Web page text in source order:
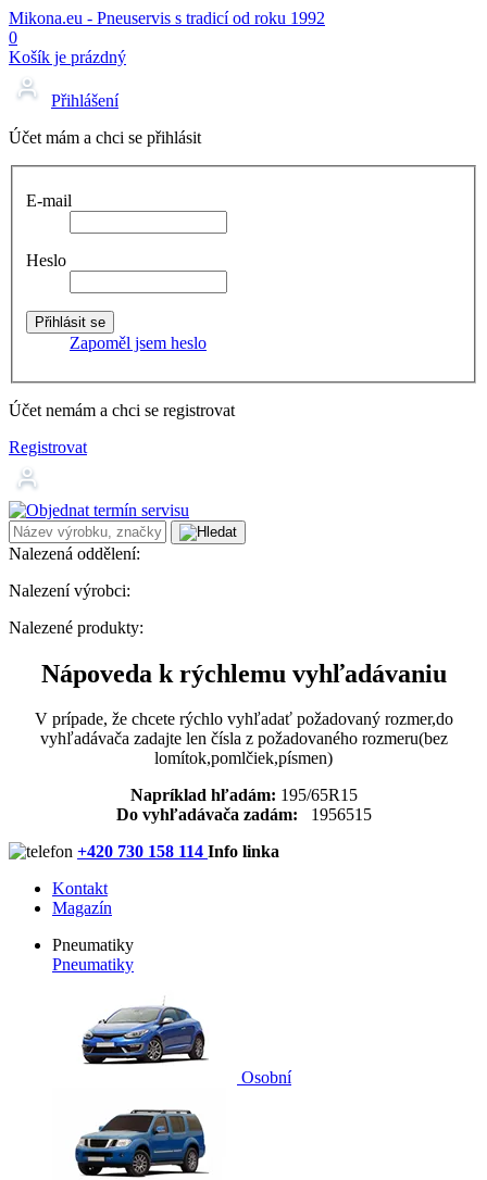
Mikona.eu - Pneuservis s tradicí od roku 1992
0
Košík je prázdný
Přihlášení
Účet mám a chci se přihlásit
E-mail
Heslo
Zapoměl jsem heslo
Účet nemám a chci se registrovat
Registrovat
Nalezená oddělení:
Nalezení výrobci:
Nalezené produkty:
Nápoveda k rýchlemu vyhľadávaniu
V prípade, že chcete rýchlo vyhľadať požadovaný rozmer,do
vyhľadávača zadajte len čísla z požadovaného rozmeru(bez
lomítok,pomlčiek,písmen)
Napríklad hľadám: 195/65R15
Do vyhľadávača zadám: 1956515
+420 730 158 114 Info linka
Kontakt
Magazín
Pneumatiky
Pneumatiky
Osobní